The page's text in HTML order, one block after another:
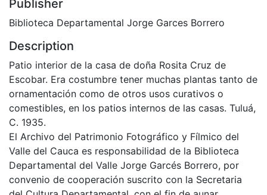
Publisher
Biblioteca Departamental Jorge Garces Borrero
Description
Patio interior de la casa de doña Rosita Cruz de
Escobar. Era costumbre tener muchas plantas tanto de
ornamentación como de otros usos curativos o
comestibles, en los patios internos de las casas. Tuluá,
C. 1935.
El Archivo del Patrimonio Fotográfico y Fílmico del
Valle del Cauca es responsabilidad de la Biblioteca
Departamental del Valle Jorge Garcés Borrero, por
convenio de cooperación suscrito con la Secretaria